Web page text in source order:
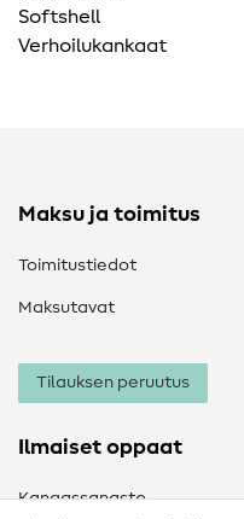
Softshell
Verhoilukankaat
Maksu ja toimitus
Toimitustiedot
Maksutavat
Tilauksen peruutus
Ilmaiset oppaat
Kangassanasto